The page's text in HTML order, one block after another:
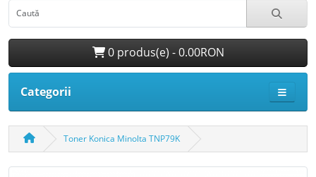
0 produs(e) - 0.00RON
Categorii
Toner Konica Minolta TNP79K